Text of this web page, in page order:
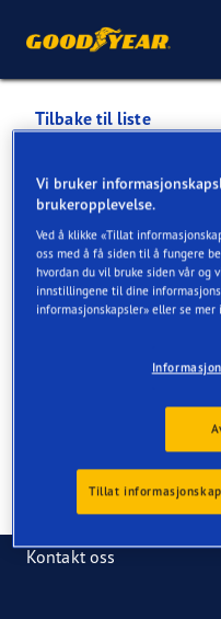
Tilbake til liste
Servicer tilgjengelig på
Kontaktinformasjon
Kontakt oss
Vi bruker
brukeropplevelse.
Ved å klikke «Tillat
oss med å få siden til å fungere
hvordan du vil bruke siden vår og
innstillingene til dine
informasjonskapsler» eller se mer
Tillat